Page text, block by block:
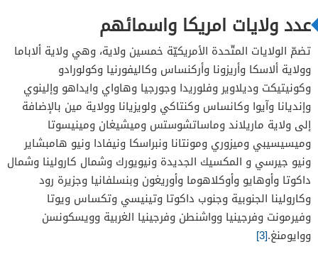
عدد ولايات امريكا واسمائهم
تضمّ الولايات المتّحدة الأمريكيّة خمسين ولاية، وهي ولاية ألاباما
وولاية ألاسكا وأريزونا وأركنساس وكاليفورنيا وكولورادو
وكونيتيكت وديلاوير وفلوريدا وجورجيا وهاواي وايداهو وإلينوي
وإنديانا وآيوا وكانساس وكنتاكي ولويزيانا وولاية مين بالإضافة
إلى ولاية ماريلاند وماساتشوستس وميشيغان ومينيسوتا
وميسيسيبي وميزوري ومونتانا ونبراسكا ونيفادا ونيو هامبشاير
ونيو جيرسي و المكسيك الجديدة ونيويورك وشمال كارولينا وشمال
داكوتا وأوهايو وأوكلاهوما وأوريغون وبنسلفانيا وجزيرة رود
وكارولينا الجنوبية وجنوب داكوتا وتينيسي وتكساس ويوتا
وفيرمونت وفرجينيا وواشنطن وفرجينيا الغربية وويسكونسن
ووايومنغ.[3]